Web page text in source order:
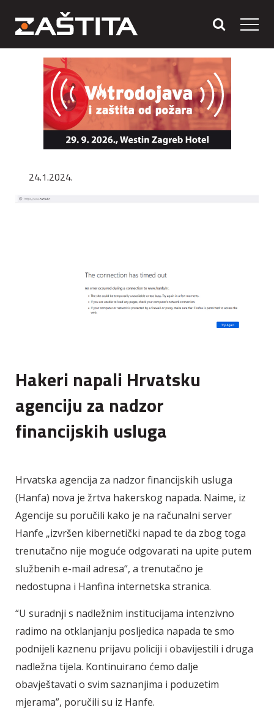
24.1.2024.
Hakeri napali Hrvatsku
agenciju za nadzor
financijskih usluga
Hrvatska agencija za nadzor financijskih usluga
(Hanfa) nova je žrtva hakerskog napada. Naime, iz
Agencije su poručili kako je na računalni server
Hanfe „izvršen kibernetički napad te da zbog toga
trenutačno nije moguće odgovarati na upite putem
službenih e-mail adresa“, a trenutačno je
nedostupna i Hanfina internetska stranica.
“U suradnji s nadležnim institucijama intenzivno
radimo na otklanjanju posljedica napada te smo
podnijeli kaznenu prijavu policiji i obavijestili i druga
nadležna tijela. Kontinuirano ćemo dalje
obavještavati o svim saznanjima i poduzetim
mjerama”, poručili su iz Hanfe.